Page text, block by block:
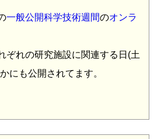
一般公開科学技術週間のオンラ
ぞれの研究施設に関連する日(土
にも公開されてます。